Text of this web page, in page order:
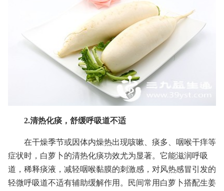
2.清热化痰，舒缓呼吸道不适
在干燥季节或因体内燥热出现咳嗽、痰多、咽喉干痒等
症状时，白萝卜的清热化痰功效尤为显著。它能滋润呼吸
道，稀释痰液，减轻咽喉黏膜的刺激感，对风热感冒引发的
轻微呼吸道不适有辅助缓解作用。民间常用白萝卜搭配生姜